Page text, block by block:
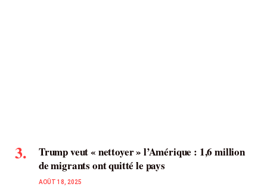
Trump veut « nettoyer » l’Amérique : 1,6 million
de migrants ont quitté le pays
AOÛT 18, 2025